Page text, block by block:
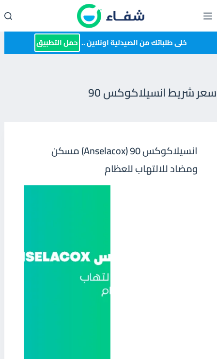
إلى
المحتوى خلى طلباتك من الصيدلية اونلاين .. حمل التطبيق
سعر شريط انسيلاكوكس 90
انسيلاكوكس 90 (Anselacox) مسكن
ومضاد للالتهاب للعظام